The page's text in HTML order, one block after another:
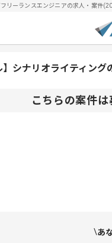
フリーランスエンジニアの求人・案件
】シナリオライティン
こちらの案件
あ